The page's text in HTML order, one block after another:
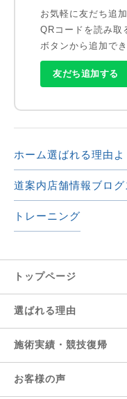
お気軽に友だち追
QRコードを読み取
ボタンから追加でき
友だち追加する
ホーム選ばれる理由
道案内 店舗情報ブログ
トレーニング
トップページ
選ばれる理由
施術実績・競技復帰
お客様の声